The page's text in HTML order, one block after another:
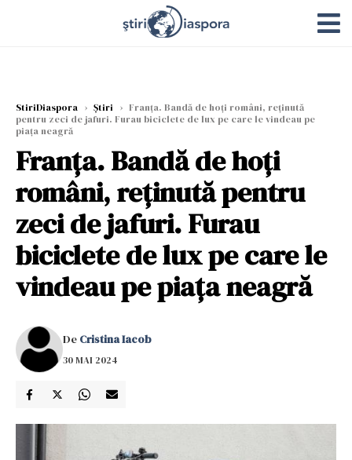
StiriDiaspora › Știri › Franța. Bandă de hoți români, reținută
pentru zeci de jafuri. Furau biciclete de lux pe care le vindeau pe
piața neagră
Franța. Bandă de hoți
români, reținută pentru
zeci de jafuri. Furau
biciclete de lux pe care le
vindeau pe piața neagră
De Cristina Iacob
30 MAI 2024